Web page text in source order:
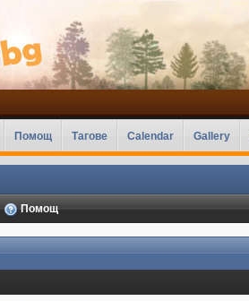
Помощ Тагове Calendar Gallery
Помощ